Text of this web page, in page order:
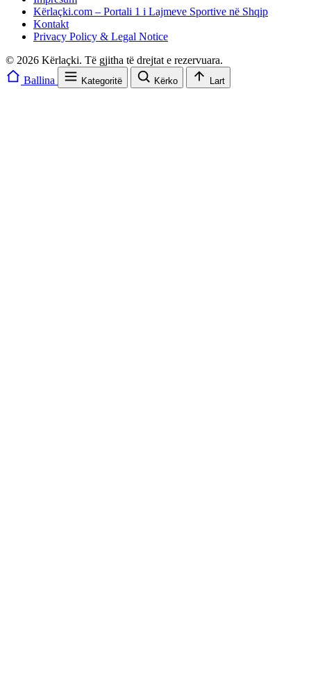
Kërlaçki.com – Portali 1 i Lajmeve Sportive në Shqip
Kontakt
Privacy Policy & Legal Notice
© 2026 Kërlaçki. Të gjitha të drejtat e rezervuara.
Ballina
Kategoritë Kërko Lart